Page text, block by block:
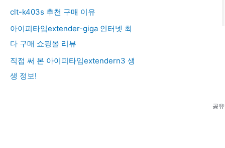
clt-k403s 추천 구매 이유
아이피타임extender-giga 인터넷 최
다 구매 쇼핑몰 리뷰
직접 써 본 아이피타임extendern3 생
생 정보!
공